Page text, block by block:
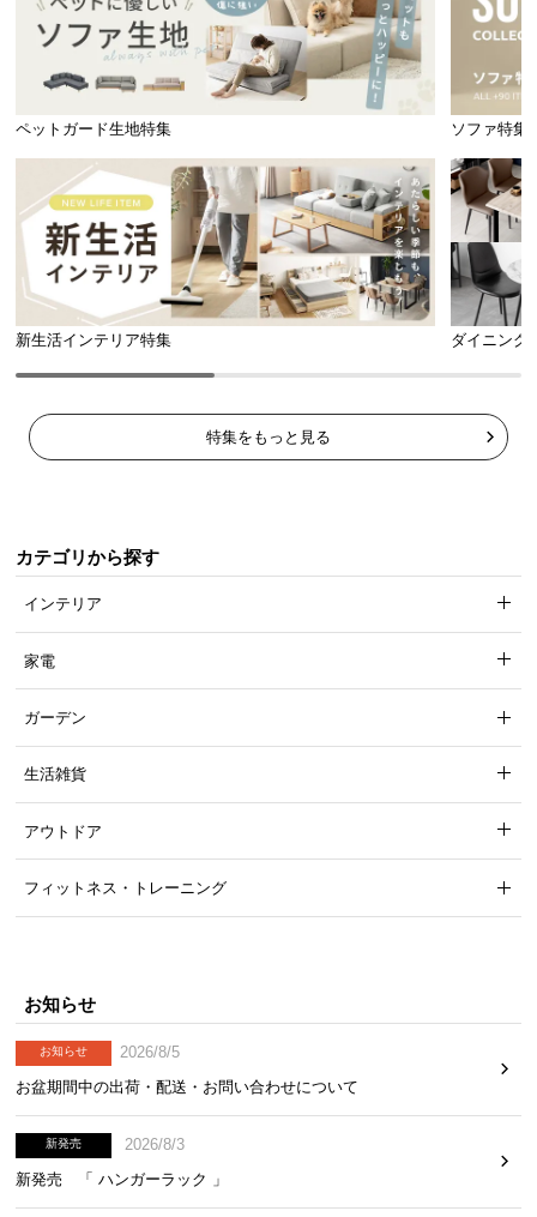
ペットガード生地特集 ソファ特集
新生活インテリア特集 ダイニング
特集をもっと見る
カテゴリから探す
インテリア
家電
ガーデン
生活雑貨
アウトドア
フィットネス・トレーニング
お知らせ
お知らせ
2026/8/5
お盆期間中の出荷・配送・お問い合わせについて
新発売
2026/8/3
新発売 「 ハンガーラック 」